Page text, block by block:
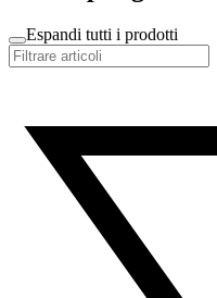
Espandi tutti i prodotti